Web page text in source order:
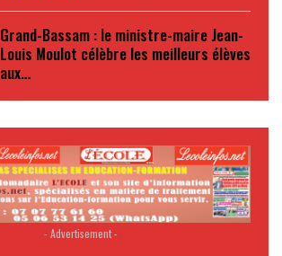
Grand-Bassam : le ministre-maire Jean-
Louis Moulot célèbre les meilleurs élèves
aux…
- Advertisement -